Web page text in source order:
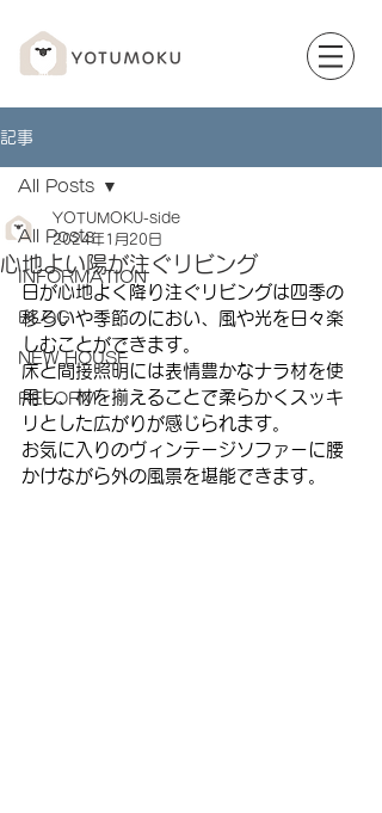
記事
All Posts
INFORMATION
BLOG
NEW HOUSE
REFORM
All Posts
心地よい陽が注ぐリビング
YOTUMOKU-side
2024年1月20日
日が心地よく降り注ぐリビングは四季の
移ろいや季節のにおい、風や光を日々楽
しむことができます。
床と間接照明には表情豊かなナラ材を使
用し、材を揃えることで柔らかくスッキ
リとした広がりが感じられます。
お気に入りのヴィンテージソファーに腰
かけながら外の風景を堪能できます。